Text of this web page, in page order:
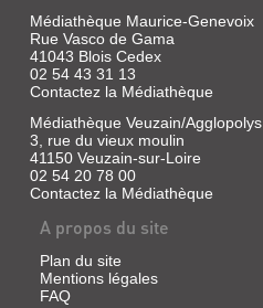
Médiathèque Maurice-Genevoix
Rue Vasco de Gama
41043 Blois Cedex
02 54 43 31 13
Contactez la Médiathèque
Médiathèque Veuzain/Agglopolys
3, rue du vieux moulin
41150 Veuzain-sur-Loire
02 54 20 78 00
Contactez la Médiathèque
A propos du site
Plan du site
Mentions légales
FAQ